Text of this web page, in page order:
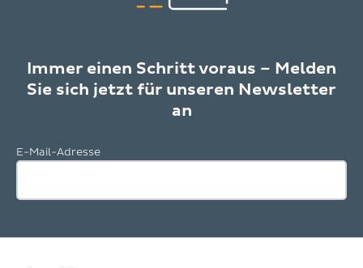
Immer einen Schritt voraus – Melden
Sie sich jetzt für unseren Newsletter
an
E-Mail-Adresse